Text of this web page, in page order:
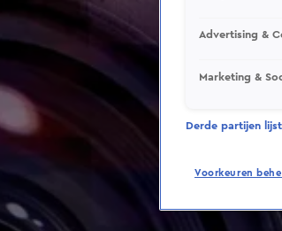
Advertising &
Marketing &
Derde partijen lijst
Voorkeuren